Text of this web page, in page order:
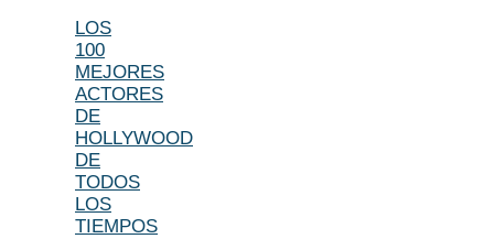
LOS
100
MEJORES
ACTORES
DE
HOLLYWOOD
DE
TODOS
LOS
TIEMPOS